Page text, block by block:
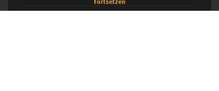
Fortsetzen